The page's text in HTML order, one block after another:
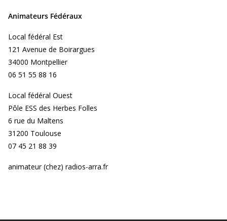
Animateurs Fédéraux
Local fédéral Est
121 Avenue de Boirargues
34000 Montpellier
06 51 55 88 16
Local fédéral Ouest
Pôle ESS des Herbes Folles
6 rue du Maltens
31200 Toulouse
07 45 21 88 39
animateur (chez) radios-arra.fr